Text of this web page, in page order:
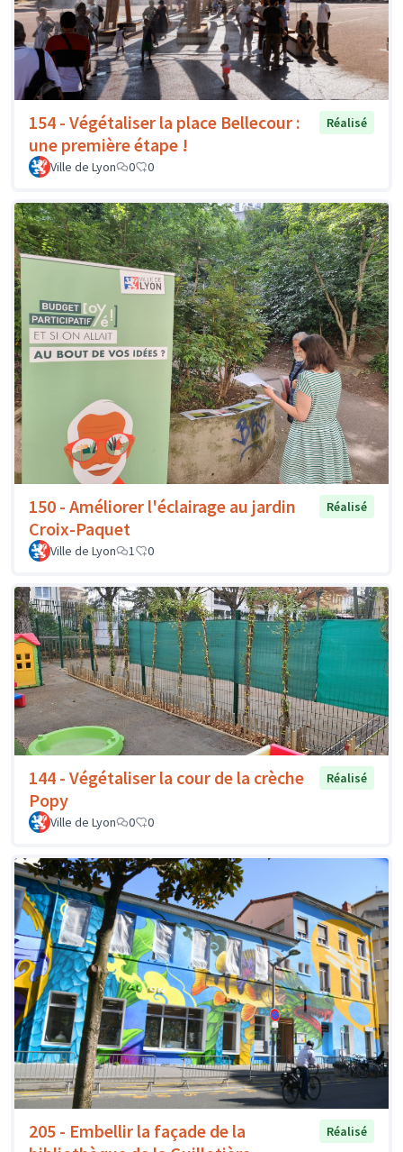
154 - Végétaliser la place Bellecour :
une première étape !
Réalisé
Ville de Lyon 0 0
150 - Améliorer l'éclairage au jardin
Croix-Paquet
Réalisé
Ville de Lyon 1 0
144 - Végétaliser la cour de la crèche
Popy
Réalisé
Ville de Lyon 0 0
205 - Embellir la façade de la
Réalisé